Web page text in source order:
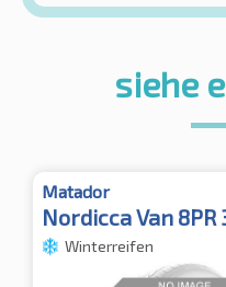
siehe
Matador
Nordicca Van 8PR
Winterreifen